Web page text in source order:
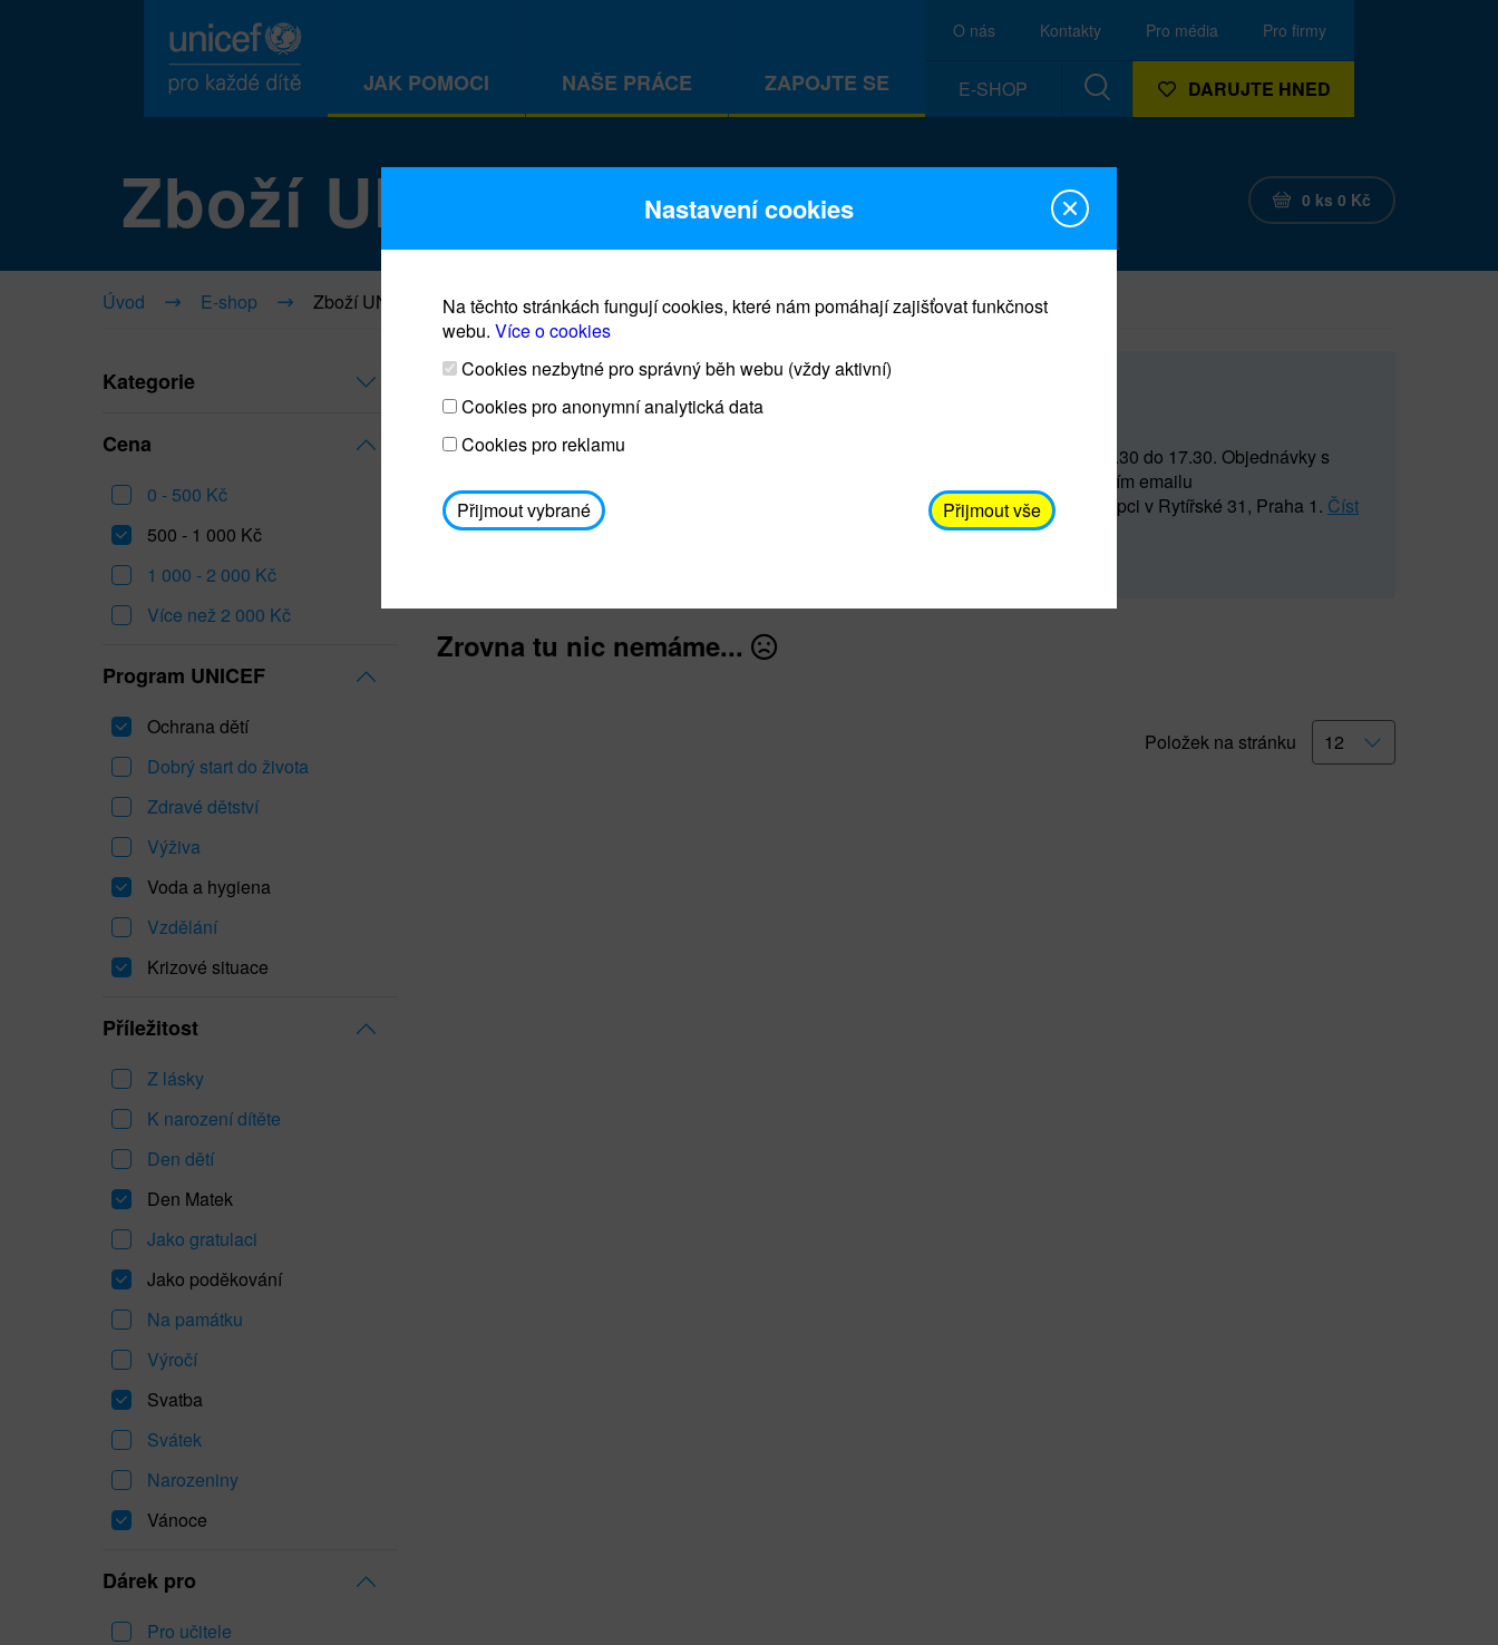
JAK POMOCI NAŠE PRÁCE ZAPOJTE SE
O nás Kontakty Pro média Pro firmy
E-SHOP DARUJTE HNED
Zboží UNICEF 0 ks 0 Kč
Úvod E-shop Zboží UNICEF
Kategorie
Cena
0 - 500 Kč
500 - 1 000 Kč
1 000 - 2 000 Kč
Více než 2 000 Kč
Program UNICEF
Ochrana dětí
Dobrý start do života
Zdravé dětství
Výživa
Voda a hygiena
Vzdělání
Krizové situace
Příležitost
Z lásky
K narození dítěte
Den dětí
Den Matek
Jako gratulaci
Jako poděkování
Na památku
Výročí
Svatba
Svátek
Narozeniny
Vánoce
Dárek pro
Pro učitele
Prodej blahopřání a dárků UNICEF
Prodejna UNICEF bude otevřena každý čtvrtek o 11 do 15 a od 15.30 do 17.30. Objednávky s
osobním odběrem je možné vyzvednout po domluvě (prostřednictvím emailu
avodickova@unicef.cz nebo telefonním čísle 606 655 547) na recepci v Rytířské 31, Praha 1. Číst
dále
Zrovna tu nic nemáme...
Položek na stránku
Nastavení cookies
Na těchto stránkách fungují cookies, které nám pomáhají zajišťovat funkčnost
webu. Více o cookies
Cookies nezbytné pro správný běh webu (vždy aktivní)
Cookies pro anonymní analytická data
Cookies pro reklamu
Přijmout vybrané Přijmout vše